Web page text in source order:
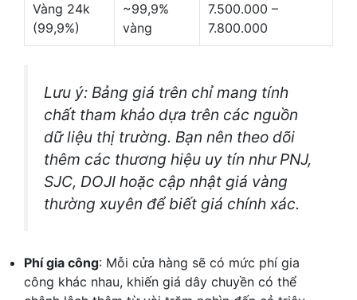
Vàng 24k
(99,9%)
~99,9%
vàng
7.500.000 –
7.800.000
Lưu ý: Bảng giá trên chỉ mang tính
chất tham khảo dựa trên các nguồn
dữ liệu thị trường. Bạn nên theo dõi
thêm các thương hiệu uy tín như PNJ,
SJC, DOJI hoặc cập nhật giá vàng
thường xuyên để biết giá chính xác.
Phí gia công: Mỗi cửa hàng sẽ có mức phí gia
công khác nhau, khiến giá dây chuyền có thể